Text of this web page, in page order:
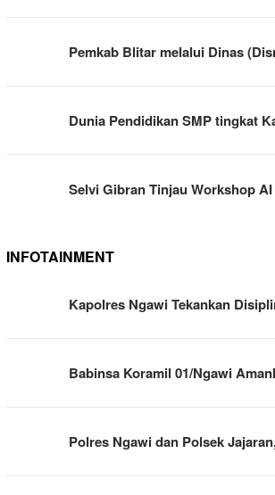
Pemkab Blitar melalui Dinas
Dunia Pendidikan SMP tingkat
Selvi Gibran Tinjau Workshop
INFOTAINMENT
Kapolres Ngawi Tekankan
Babinsa Koramil 01/Ngawi
Polres Ngawi dan Polsek